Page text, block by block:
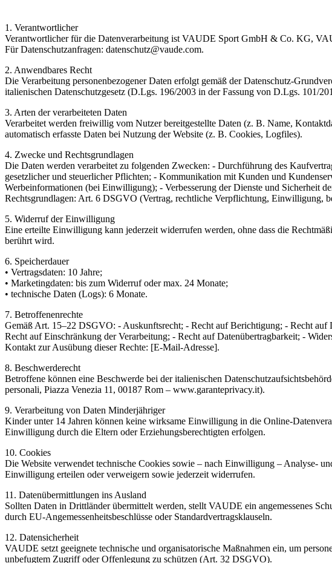
1. Verantwortlicher
Verantwortlicher für die Datenverarbeitung ist VAUDE Sport GmbH & Co. KG,
Für Datenschutzanfragen: datenschutz@vaude.com.
2. Anwendbares Recht
Die Verarbeitung personenbezogener Daten erfolgt gemäß der Datenschutz-
italienischen Datenschutzgesetz (D.Lgs. 196/2003 in der Fassung von D.Lgs. 101/
3. Arten der verarbeiteten Daten
Verarbeitet werden freiwillig vom Nutzer bereitgestellte Daten (z. B. Name,
automatisch erfasste Daten bei Nutzung der Website (z. B. Cookies, Logfiles).
4. Zwecke und Rechtsgrundlagen
Die Daten werden verarbeitet zu folgenden Zwecken: - Durchführung des
gesetzlicher und steuerlicher Pflichten; - Kommunikation mit Kunden und
Werbeinformationen (bei Einwilligung); - Verbesserung der Dienste und Sicherheit
Rechtsgrundlagen: Art. 6 DSGVO (Vertrag, rechtliche Verpflichtung, Einwilligung,
5. Widerruf der Einwilligung
Eine erteilte Einwilligung kann jederzeit widerrufen werden, ohne dass die
berührt wird.
6. Speicherdauer
• Vertragsdaten: 10 Jahre;
• Marketingdaten: bis zum Widerruf oder max. 24 Monate;
• technische Daten (Logs): 6 Monate.
7. Betroffenenrechte
Gemäß Art. 15–22 DSGVO: - Auskunftsrecht; - Recht auf Berichtigung; - Recht auf
Recht auf Einschränkung der Verarbeitung; - Recht auf Datenübertragbarkeit; -
Kontakt zur Ausübung dieser Rechte: [E-Mail-Adresse].
8. Beschwerderecht
Betroffene können eine Beschwerde bei der italienischen
personali, Piazza Venezia 11, 00187 Rom – www.garanteprivacy.it).
9. Verarbeitung von Daten Minderjähriger
Kinder unter 14 Jahren können keine wirksame Einwilligung in die Online-
Einwilligung durch die Eltern oder Erziehungsberechtigten erfolgen.
10. Cookies
Die Website verwendet technische Cookies sowie – nach Einwilligung – Analyse-
Einwilligung erteilen oder verweigern sowie jederzeit widerrufen.
11. Datenübermittlungen ins Ausland
Sollten Daten in Drittländer übermittelt werden, stellt VAUDE ein angemessenes
durch EU-Angemessenheitsbeschlüsse oder Standardvertragsklauseln.
12. Datensicherheit
VAUDE setzt geeignete technische und organisatorische Maßnahmen ein, um
unbefugtem Zugriff oder Offenlegung zu schützen (Art. 32 DSGVO).